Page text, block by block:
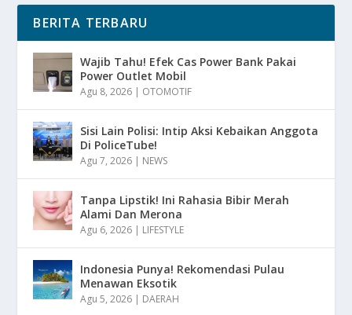
BERITA TERBARU
Wajib Tahu! Efek Cas Power Bank Pakai
Power Outlet Mobil
Agu 8, 2026 | OTOMOTIF
Sisi Lain Polisi: Intip Aksi Kebaikan Anggota
Di PoliceTube!
Agu 7, 2026 | NEWS
Tanpa Lipstik! Ini Rahasia Bibir Merah
Alami Dan Merona
Agu 6, 2026 | LIFESTYLE
Indonesia Punya! Rekomendasi Pulau
Menawan Eksotik
Agu 5, 2026 | DAERAH